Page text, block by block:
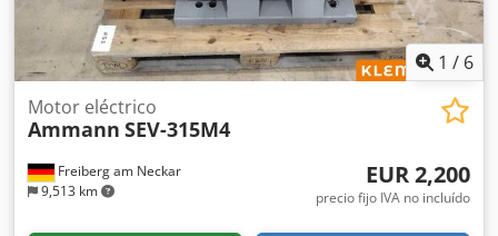
1 / 6
Freiberg am Neckar
9,513 km
Motor eléctrico
Ammann SEV-315M4
EUR 2,200
precio fijo IVA no incluído